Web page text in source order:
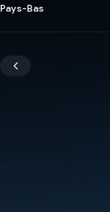
Pays-Bas